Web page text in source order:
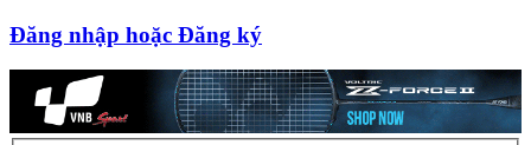
Đăng nhập hoặc Đăng ký